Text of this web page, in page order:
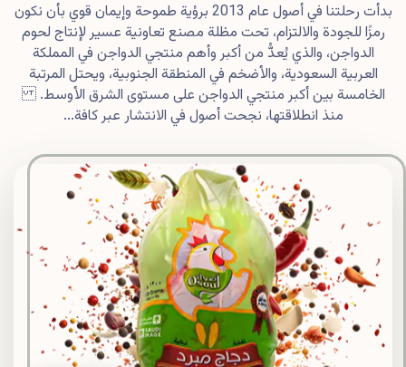
بدأت رحلتنا في أصول عام 2013 برؤية طموحة وإيمان قوي بأن نكون
رمزًا للجودة والالتزام، تحت مظلة مصنع تعاونية عسير لإنتاج لحوم
الدواجن، والذي يُعدُّ من أكبر وأهم منتجي الدواجن في المملكة
العربية السعودية، والأضخم في المنطقة الجنوبية، ويحتل المرتبة
الخامسة بين أكبر منتجي الدواجن على مستوى الشرق الأوسط.
منذ انطلاقتها، نجحت أصول في الانتشار عبر كافة...